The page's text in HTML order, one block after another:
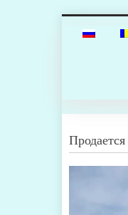
Продается